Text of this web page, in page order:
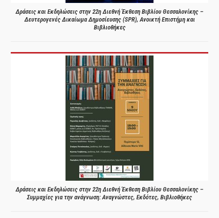
Δράσεις και Εκδηλώσεις στην 22η Διεθνή Έκθεση Βιβλίου Θεσσαλονίκης –
Δευτερογενές Δικαίωμα Δημοσίευσης (SPR), Ανοικτή Επιστήμη και
Βιβλιοθήκες
Δράσεις και Εκδηλώσεις στην 22η Διεθνή Έκθεση Βιβλίου Θεσσαλονίκης –
Συμμαχίες για την ανάγνωση: Αναγνώστες, Εκδότες, Βιβλιοθήκες